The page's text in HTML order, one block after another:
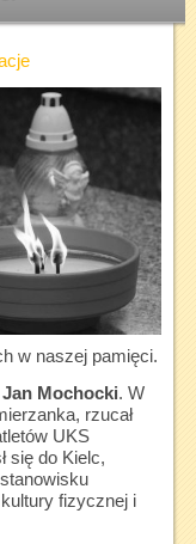
w naszej pamięci.
Jan Mochocki. W
rzucał
UKS
się do Kielc,
fizycznej i